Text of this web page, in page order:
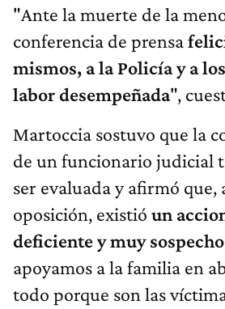
"Ante la muerte de la
conferencia de prensa
mismos, a la Policía y a
labor desempeñada",
Martoccia sostuvo que la
de un funcionario judicial
ser evaluada y afirmó
oposición, existió un
deficiente y muy
apoyamos a la familia en
todo porque son las